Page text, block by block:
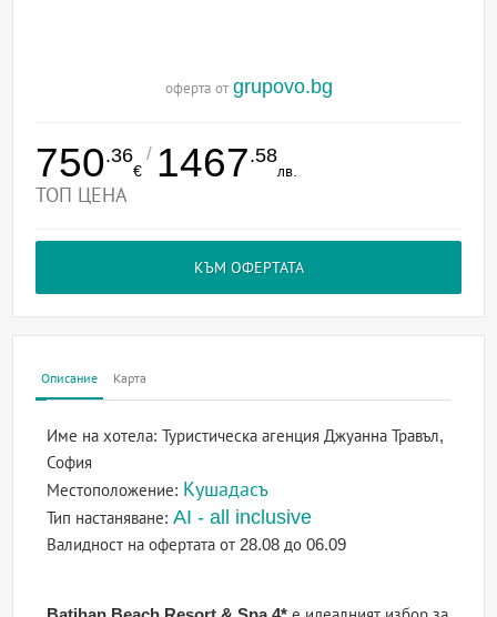
оферта от grupovo.bg
750.36
€
/ 1467.58
лв.
ТОП ЦЕНА
КЪМ ОФЕРТАТА
Описание Карта
Име на хотела:Туристическа агенция Джуанна Травъл,
София
Местоположение: Кушадасъ
Тип настаняване:AI - all inclusive
Валидност на офертатаот 28.08 до 06.09